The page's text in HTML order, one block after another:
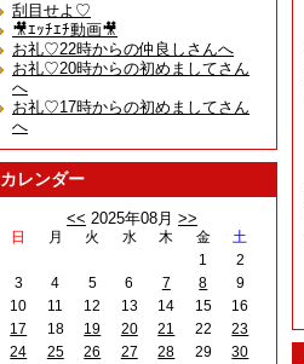
刮目せよ♡
🎥ｴｯﾁｴﾁ動画🎥
お礼♡22時からの仲良しさんへ
お礼♡20時からの初めましてさん
へ
お礼♡17時からの初めましてさん
へ
カレンダー
<< 2025年08月 >>
日 月 火 水 木 金
土
1
2
3
4 5 6 7 8
9
10
11 12 13 14 15
16
17
18 19 20 21 22
23
24
25 26 27 28 29
30